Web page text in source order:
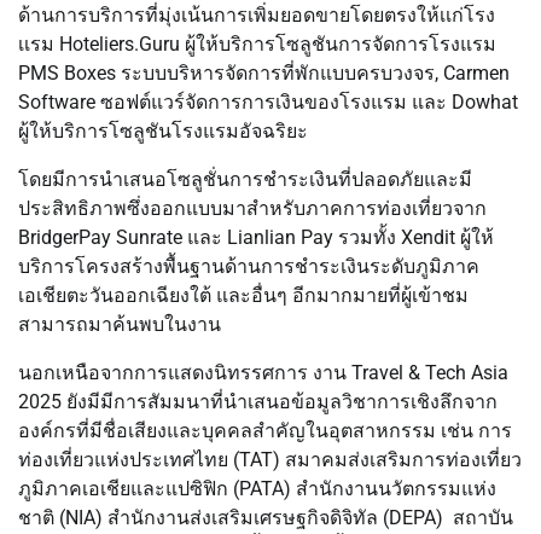
ด้านการบริการที่มุ่งเน้นการเพิ่มยอดขายโดยตรงให้เเก่โรง
เเรม Hoteliers.Guru ผู้ให้บริการโซลูชันการจัดการโรงแรม
PMS Boxes ระบบบริหารจัดการที่พักแบบครบวงจร, Carmen
Software ซอฟต์แวร์จัดการการเงินของโรงแรม และ Dowhat
ผู้ให้บริการโซลูชันโรงแรมอัจฉริยะ
โดยมีการนำเสนอโซลูชั่นการชำระเงินที่ปลอดภัยและมี
ประสิทธิภาพซึ่งออกแบบมาสำหรับภาคการท่องเที่ยวจาก
BridgerPay Sunrate และ Lianlian Pay รวมทั้ง Xendit ผู้ให้
บริการโครงสร้างพื้นฐานด้านการชำระเงินระดับภูมิภาค
เอเชียตะวันออกเฉียงใต้ และอื่นๆ อีกมากมายที่ผู้เข้าชม
สามารถมาค้นพบในงาน
นอกเหนือจากการแสดงนิทรรศการ งาน Travel & Tech Asia
2025 ยังมีมีการสัมมนาที่นำเสนอข้อมูลวิชาการเชิงลึกจาก
องค์กรที่มีชื่อเสียงและบุคคลสำคัญในอุตสาหกรรม เช่น การ
ท่องเที่ยวแห่งประเทศไทย (TAT) สมาคมส่งเสริมการท่องเที่ยว
ภูมิภาคเอเชียและแปซิฟิก (PATA) สำนักงานนวัตกรรมแห่ง
ชาติ (NIA) สำนักงานส่งเสริมเศรษฐกิจดิจิทัล (DEPA) สถาบัน